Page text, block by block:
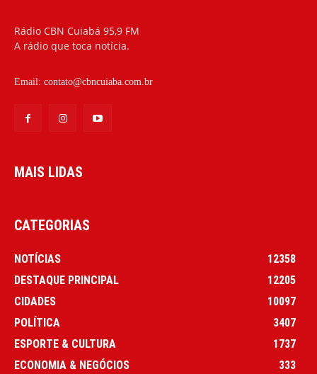
Rádio CBN Cuiabá 95,9 FM
A rádio que toca notícia.
Email: contato@cbncuiaba.com.br
MAIS LIDAS
CATEGORIAS
NOTÍCIAS
12358
DESTAQUE PRINCIPAL
12205
CIDADES
10097
POLÍTICA
3407
ESPORTE & CULTURA
1737
ECONOMIA & NEGÓCIOS
333